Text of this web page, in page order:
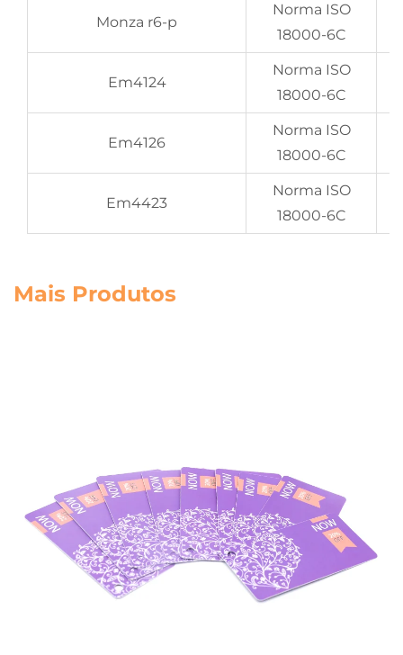
Monza r6-p
Norma ISO
18000-6C
Em4124
Norma ISO
18000-6C
Em4126
Norma ISO
18000-6C
Em4423
Norma ISO
18000-6C
Mais Produtos